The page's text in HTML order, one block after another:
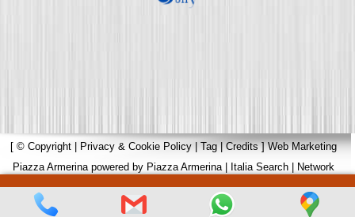
[ © Copyright | Privacy & Cookie Policy | Tag|Credits]Web Marketing
Piazza Armerina powered by Piazza Armerina | Italia Search | Network
Portali